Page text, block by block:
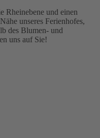
Rheinebene und einen
unseres Ferienhofes,
des Blumen- und
uns auf Sie!